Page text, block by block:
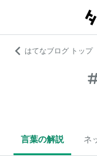
はてなブログ トップ
言葉の解説 ネ